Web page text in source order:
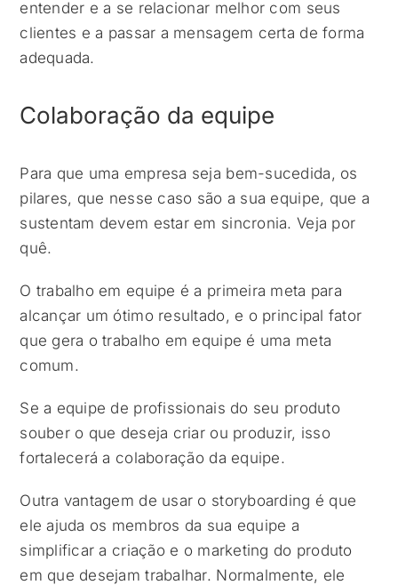
entender e a se relacionar melhor com seus
clientes e a passar a mensagem certa de forma
adequada.
Colaboração da equipe
Para que uma empresa seja bem-sucedida, os
pilares, que nesse caso são a sua equipe, que a
sustentam devem estar em sincronia. Veja por
quê.
O trabalho em equipe é a primeira meta para
alcançar um ótimo resultado, e o principal fator
que gera o trabalho em equipe é uma meta
comum.
Se a equipe de profissionais do seu produto
souber o que deseja criar ou produzir, isso
fortalecerá a colaboração da equipe.
Outra vantagem de usar o storyboarding é que
ele ajuda os membros da sua equipe a
simplificar a criação e o marketing do produto
em que desejam trabalhar. Normalmente, ele